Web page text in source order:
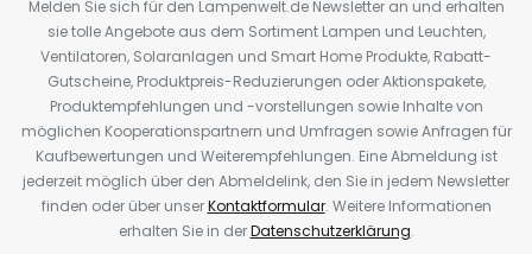
Melden Sie sich für den Lampenwelt.de Newsletter an und erhalten
sie tolle Angebote aus dem Sortiment Lampen und Leuchten,
Ventilatoren, Solaranlagen und Smart Home Produkte, Rabatt-
Gutscheine, Produktpreis-Reduzierungen oder Aktionspakete,
Produktempfehlungen und -vorstellungen sowie Inhalte von
möglichen Kooperationspartnern und Umfragen sowie Anfragen für
Kaufbewertungen und Weiterempfehlungen. Eine Abmeldung ist
jederzeit möglich über den Abmeldelink, den Sie in jedem Newsletter
finden oder über unserKontaktformular. Weitere Informationen
erhalten Sie in derDatenschutzerklärung.